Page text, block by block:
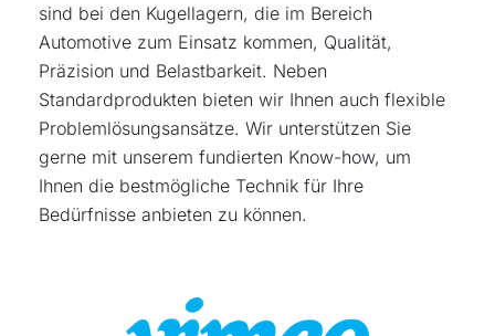
sind bei den Kugellagern, die im Bereich
Automotive zum Einsatz kommen, Qualität,
Präzision und Belastbarkeit. Neben
Standardprodukten bieten wir Ihnen auch flexible
Problemlösungsansätze. Wir unterstützen Sie
gerne mit unserem fundierten Know-how, um
Ihnen die bestmögliche Technik für Ihre
Bedürfnisse anbieten zu können.